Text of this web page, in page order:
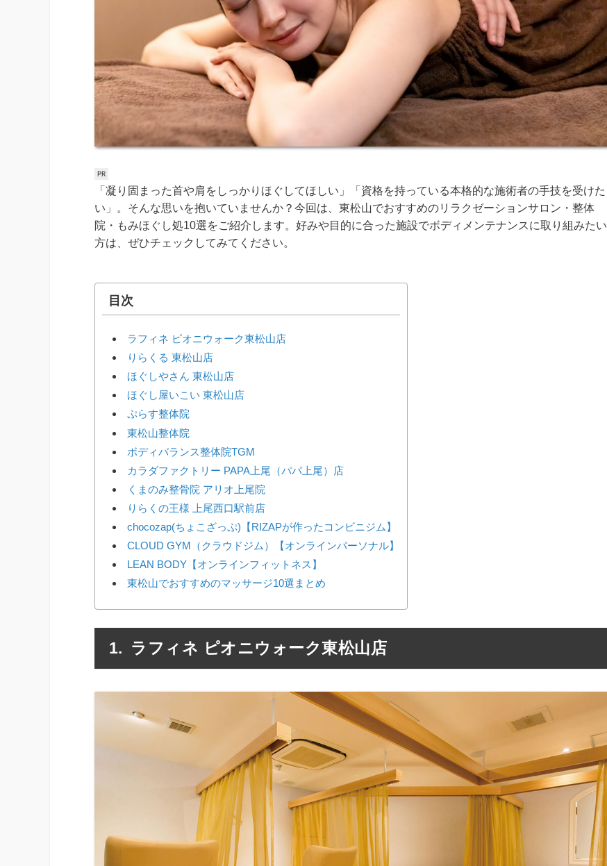
「凝り固まった首や肩をしっかりほぐしてほしい」「資格を持っている本格的な施術者の手技を受けた
い」。そんな思いを抱いていませんか？今回は、東松山でおすすめのリラクゼーションサロン・整体
院・もみほぐし処10選をご紹介します。好みや目的に合った施設でボディメンテナンスに取り組みたい
方は、ぜひチェックしてみてください。
目次
ラフィネ ピオニウォーク東松山店
りらくる 東松山店
ほぐしやさん 東松山店
ほぐし屋いこい 東松山店
ぷらす整体院
東松山整体院
ボディバランス整体院TGM
カラダファクトリー PAPA上尾（パパ上尾）店
くまのみ整骨院 アリオ上尾院
りらくの王様 上尾西口駅前店
chocozap(ちょこざっぷ)【RIZAPが作ったコンビニジム】
CLOUD GYM（クラウドジム）【オンラインパーソナル】
LEAN BODY【オンラインフィットネス】
東松山でおすすめのマッサージ10選まとめ
ラフィネ ピオニウォーク東松山店